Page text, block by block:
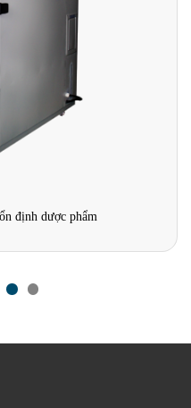
thấp và độ ẩm thay đổi